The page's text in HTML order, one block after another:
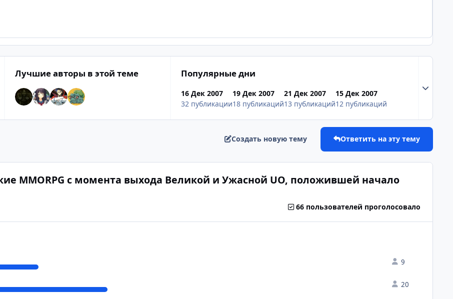
Лучшие авторы в этой теме Популярные дни
16 Дек 2007
32 публикации
19 Дек 2007
18 публикаций
21 Дек 2007
13 публикаций
15 Дек 2007
12 публикаций
Создать новую тему Ответить на эту тему
MMORPG с момента выхода Великой и Ужасной UO, положившей начало
66 пользователей проголосовало
9
20